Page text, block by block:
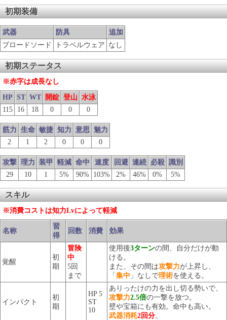
初期装備
武器 防具
追加
ブロードソード
トラベルウェア なし
初期ステータス
※赤字は成長なし
HP ST WT 開錠 登山 水泳
115
16 18 0 0 0
筋力 生命 敏捷 知力 意思
魅力
2
1 2 0 0 0
攻撃 理力 装甲 軽減 命中 速度 回避 連続 必殺 識別
29
10 1 5% 90% 103% 2% 46% 0% 5%
スキル
※消費コストは知力Lvによって軽減
名称
習
得
回数 消費 効果
覚醒
初
期
冒険
中
5回
まで
使用後3ターンの間、自分だけが動
ける。
また、その間は攻撃力が上昇し、
「 集中 」なしで理術を使える。
インパクト
初
期
HP 5
ST
10
ありったけの力を出し切る勢いで、
攻撃力2.5倍の一撃を放つ。
壁や宝箱にも有効。命中も高い。
武器消耗2回分。